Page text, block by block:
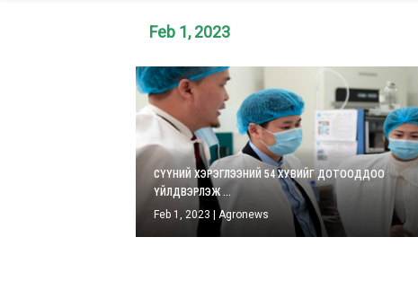
Feb 1, 2023
СҮҮНИЙ ХЭРЭГЛЭЭНИЙ 54 ХУВИЙГ ДОТООДДОО
ҮЙЛДВЭРЛЭЖ ...
Feb 1, 2023
Agronews